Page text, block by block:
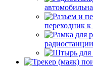
переходник
радиостанции